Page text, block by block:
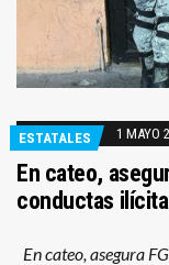
ESTATALES 1 MAYO
En cateo,
conductas
En cateo, asegura